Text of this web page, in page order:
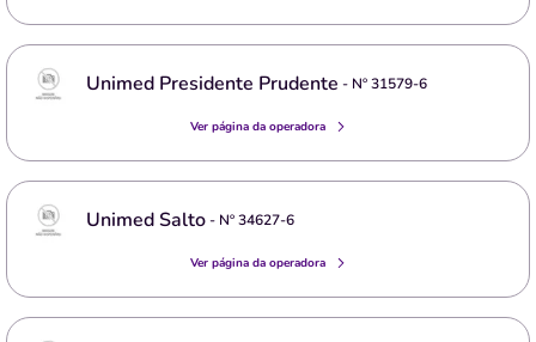
Unimed Presidente Prudente - Nº31579-6
Ver página da operadora
Unimed Salto- Nº34627-6
Ver página da operadora